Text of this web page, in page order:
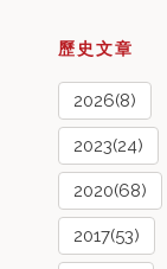
歷史文章
2026(8)
2023(24)
2020(68)
2017(53)